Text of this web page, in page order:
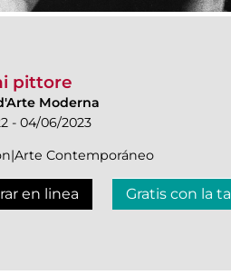
pittore
Moderna
- 04/06/2023
Contemporáneo
en linea Gratis con la